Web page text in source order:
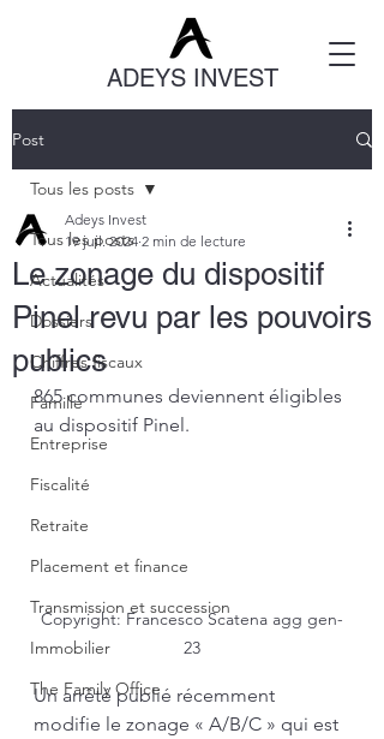
ADEYS INVEST
Post
Tous les posts
Actualités
Dossiers
Chiffres fiscaux
Famille
Entreprise
Fiscalité
Retraite
Placement et finance
Transmission et succession
Immobilier
The Family Office
Tous les posts
Le zonage du dispositif
Pinel revu par les pouvoirs
publics
Adeys Invest
19 juil. 2024 2 min de lecture
865 communes deviennent éligibles
au dispositif Pinel.
Copyright: Francesco Scatena agg gen-
23
Un arrêté publié récemment
modifie le zonage « A/B/C » qui est